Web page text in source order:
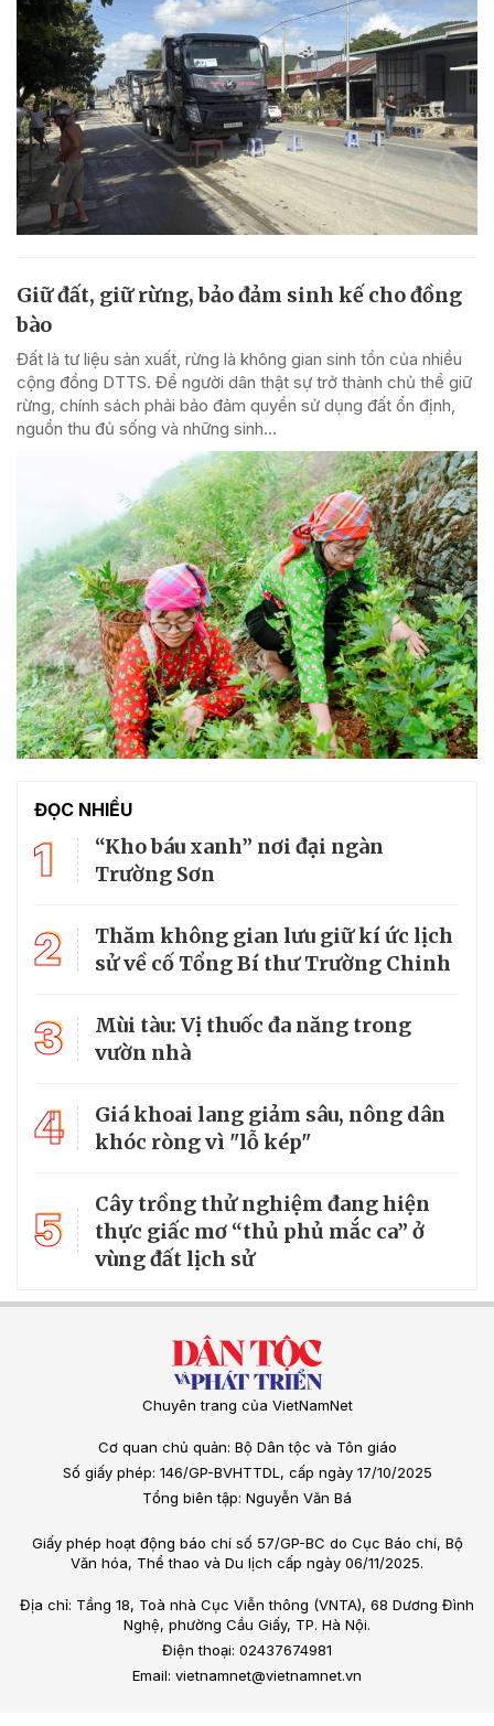
Giữ đất, giữ rừng, bảo đảm sinh kế cho đồng
bào
Đất là tư liệu sản xuất, rừng là không gian sinh tồn của nhiều
cộng đồng DTTS. Để người dân thật sự trở thành chủ thể giữ
rừng, chính sách phải bảo đảm quyền sử dụng đất ổn định,
nguồn thu đủ sống và những sinh...
ĐỌC NHIỀU
1
“Kho báu xanh” nơi đại ngàn
Trường Sơn
2
Thăm không gian lưu giữ kí ức lịch
sử về cố Tổng Bí thư Trường Chinh
3
Mùi tàu: Vị thuốc đa năng trong
vườn nhà
4
Giá khoai lang giảm sâu, nông dân
khóc ròng vì "lỗ kép"
5
Cây trồng thử nghiệm đang hiện
thực giấc mơ “thủ phủ mắc ca” ở
vùng đất lịch sử
Chuyên trang của VietNamNet
Cơ quan chủ quản: Bộ Dân tộc và Tôn giáo
Số giấy phép: 146/GP-BVHTTDL, cấp ngày 17/10/2025
Tổng biên tập: Nguyễn Văn Bá
Giấy phép hoạt động báo chí số 57/GP-BC do Cục Báo chí, Bộ
Văn hóa, Thể thao và Du lịch cấp ngày 06/11/2025.
Địa chỉ: Tầng 18, Toà nhà Cục Viễn thông (VNTA), 68 Dương Đình
Nghệ, phường Cầu Giấy, TP. Hà Nội.
Điện thoại: 02437674981
Email: vietnamnet@vietnamnet.vn